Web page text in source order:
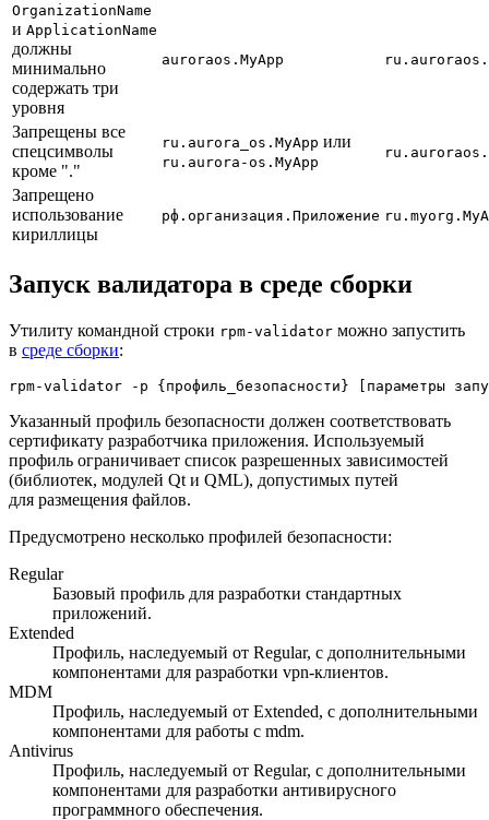
OrganizationName
и ApplicationName
должны
минимально
содержать три
уровня
auroraos.MyApp
Запрещены все
спецсимволы
кроме "."
ru.aurora_os.MyApp или
ru.aurora-os.MyApp
Запрещено
использование
кириллицы
рф.организация.Приложение
Запуск валидатора в среде сборки
Утилиту командной строки rpm-validator можно запустить
в среде сборки:
Указанный профиль безопасности должен соответствовать
сертификату разработчика приложения. Используемый
профиль ограничивает список разрешенных зависимостей
(библиотек, модулей Qt и QML), допустимых путей
для размещения файлов.
Предусмотрено несколько профилей безопасности:
Regular
Базовый профиль для разработки стандартных
приложений.
Extended
Профиль, наследуемый от Regular, с дополнительными
компонентами для разработки vpn-клиентов.
MDM
Профиль, наследуемый от Extended, с дополнительными
компонентами для работы с mdm.
Antivirus
Профиль, наследуемый от Regular, с дополнительными
компонентами для разработки антивирусного
программного обеспечения.